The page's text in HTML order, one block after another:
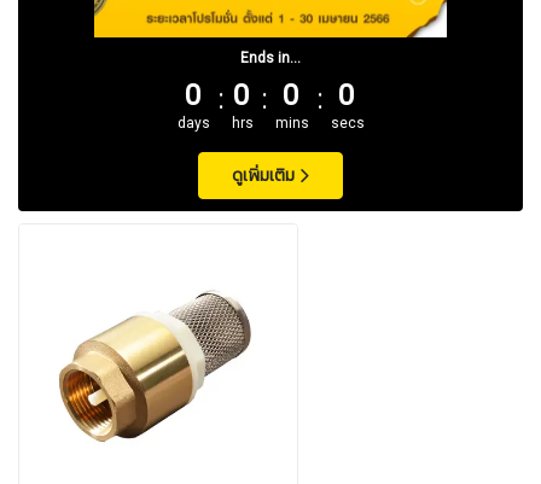
Ends in...
0
days
0
hrs
0
mins
0
secs
ดูเพิ่มเติม